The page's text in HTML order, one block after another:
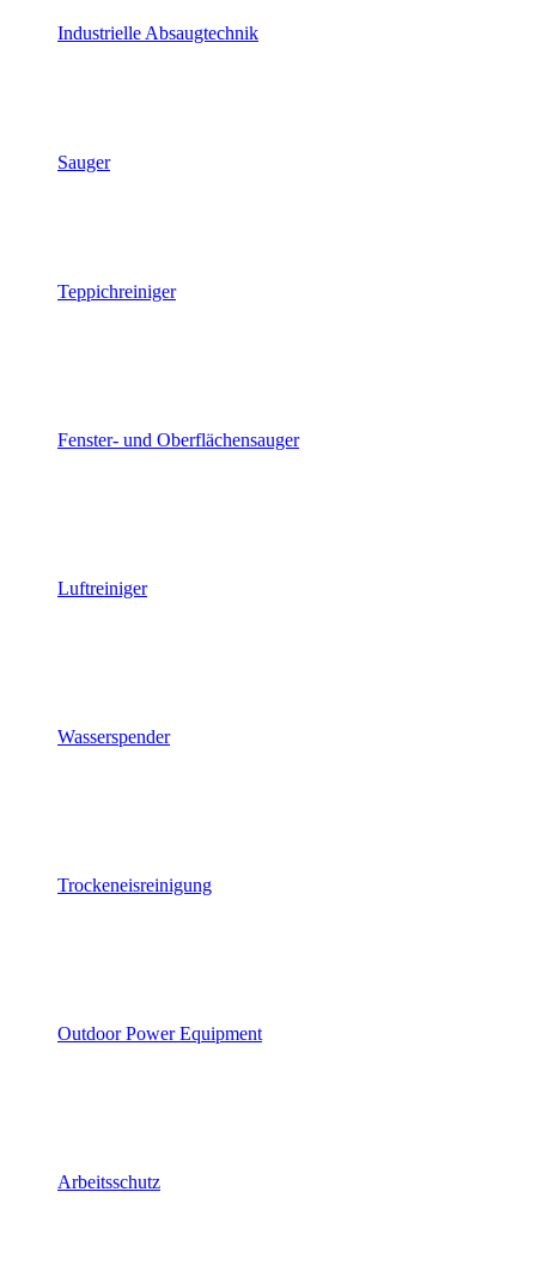
Industrielle Absaugtechnik
Sauger
Teppichreiniger
Fenster- und Oberflächensauger
Luftreiniger
Wasserspender
Trockeneisreinigung
Outdoor Power Equipment
Arbeitsschutz